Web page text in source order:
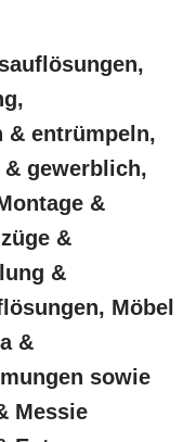
& entrümpeln,
gewerblich,
&
&
&
Möbel
&
sowie
Messie